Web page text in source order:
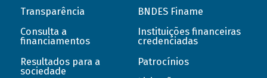
Transparência
Consulta a
financiamentos
Resultados para a
sociedade
BNDES Finame
Instituições financeiras
credenciadas
Patrocínios